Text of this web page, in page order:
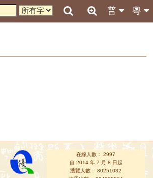
粵
普
在線人數： 2997
自 2014 年 7 月 8 日起
瀏覽人數： 80251032